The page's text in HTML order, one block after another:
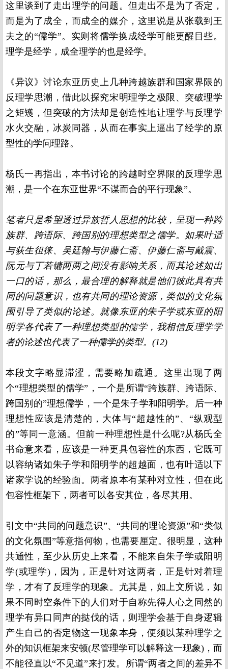
这里谈到了走出理学的问题。但走出不是为了否定，
而是为了成全，而成全的媒介，这里说是从张载到王
夫之的“儒学”。实则将儒学换成经学可能更醒目些。
理学是经学，成全理学的也是经学。
《异议》讨论东亚历史上几种跨越族群和国家界限的
反理学思潮，借此以探究宋明理学之极限、突破理学
之矩矱，但突破的方法却是创造性地让理学与反理学
水火交融，冰炭同器，从而在事实上逼出了经学的原
型性的学问理路。
杨氏一再指出，本书讨论的跨越时空界限的反理学思
潮，是一个在东亚世界“不谋而合的平行现象”。
笔者只是希望透过异族哲人思想的比较，呈现一种跨
族群、跨语际、跨国别的理想类型之儒学。如果叶适
与荻生徂徕、吴廷翰与伊藤仁斋、伊藤仁斋与戴震、
阮元与丁若镛两两之间没有影响关系，而其论述如出
一口的话，那么，最合理的解释就是他们彼此具有共
同的问题意识，也有共同的理论资源，类似的文化氛
围引导了类似的论述。就像东亚的朱子学或东亚的阳
明学各代表了一种理想类型的儒学，我相信反理学学
者的论述也代表了一种儒学的类型。 (12)
本段文字略显滞涩，需要略加疏通。这里出现了两
个“理想类型的儒学”，一个是所谓“跨族群、跨语际、
跨国别的”理想儒学，一个是朱子学和阳明学。后一种
理想性应该是清楚的，大体与“超越性的”、“纵观型
的”等同一意涵。但前一种理想性是什么呢?从杨氏全
书命意来看，应该是一种更具包容性的东西，它既可
以容纳诸如朱子学和阳明学的超越面，也有叶适以下
诸家学说的经验面。两者原本有某种对立性，但在此
包容性框架下，两者可以各安其位，各尽其用。
引文中“共同的问题意识”、“共同的理论资源”和“类似
的文化氛围”等意指何物，也需要厘定。很明显，这种
共通性，至少从历史上来看，不能来自朱子学或阳明
学(或理学)，因为，正是针对这两者，正是针对着理
学，才有了反理学的现象。尤其是，如上文所说，如
果不同时空条件下的人们对于自称先得人心之同然的
理学有异口同声的挞伐的话，则理学会基于自身逻辑
产生自己的否定物这一现象本身，便须以某种理学之
外的知识框架来安顿(尽管理学可以解释这一现象) ，而
不能径直以“不见道”来打发。所谓“两者之间的差异不